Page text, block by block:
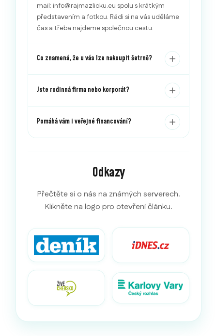
mail: info@rajmazlicku.eu spolu s krátkým
představením a fotkou. Rádi si na vás uděláme
čas a třeba najdeme společnou cestu.
Co znamená, že u vás lze nakoupit šetrně?
Jste rodinná firma nebo korporát?
Pomáhá vám i veřejné financování?
Odkazy
Přečtěte si o nás na známých serverech.
Klikněte na logo pro otevření článku.